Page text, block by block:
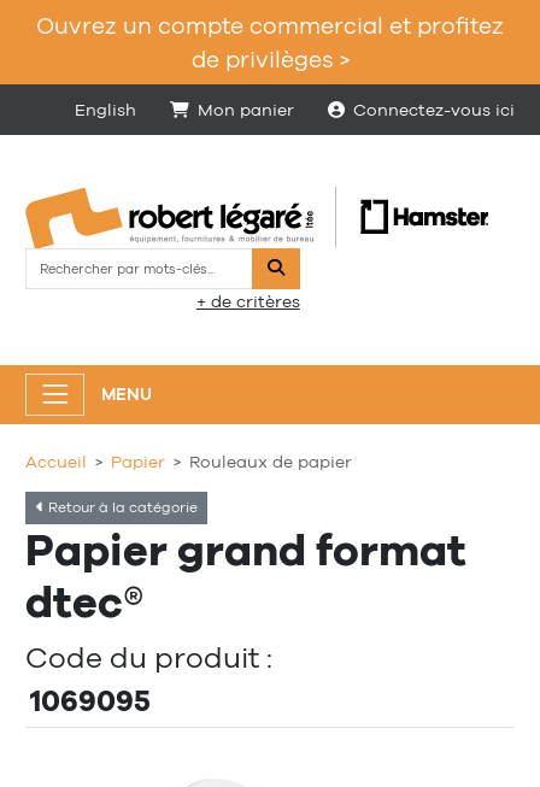
Ouvrez un compte commercial et profitez
de privilèges >
English Mon panier Connectez-vous ici
Rechercher
+ de critères
MENU
Accueil Papier Rouleaux de papier
Retour à la catégorie
Papier grand format
dtec®
Code du produit :
1069095